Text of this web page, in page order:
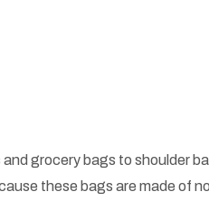
grocery bags to shoulder
these bags are made of